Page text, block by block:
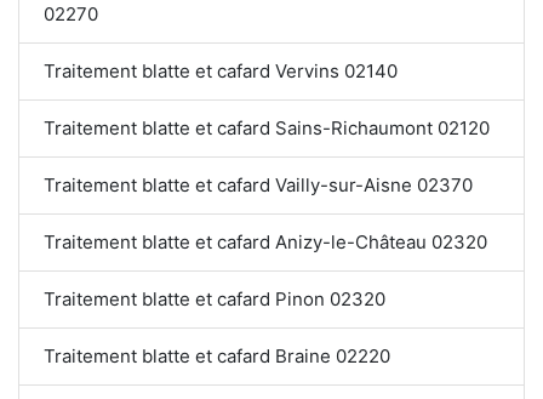
02270
Traitement blatte et cafard Vervins 02140
Traitement blatte et cafard Sains-Richaumont 02120
Traitement blatte et cafard Vailly-sur-Aisne 02370
Traitement blatte et cafard Anizy-le-Château 02320
Traitement blatte et cafard Pinon 02320
Traitement blatte et cafard Braine 02220